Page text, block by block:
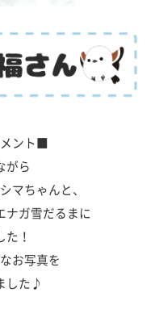
ント■
がら
マちゃんと、
ナガ雪だるまに
た！
お写真を
した♪